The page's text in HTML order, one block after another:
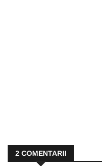
2 COMENTARII